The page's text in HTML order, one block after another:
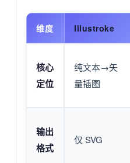
维度 Illustroke
核心
定位
纯文本→矢
量插图
输出
格式
仅 SVG